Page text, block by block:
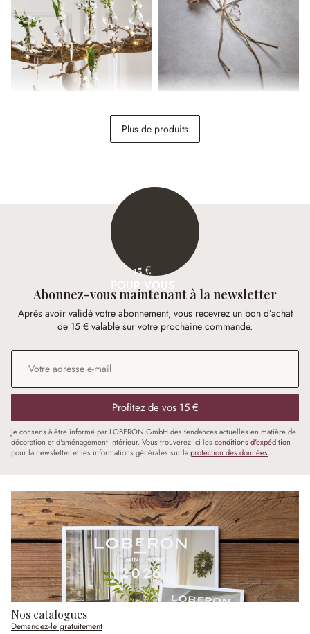
Amarente
69,95 €
Plus de produits
15 €
POUR VOUS
Abonnez-vous maintenant à la newsletter
Après avoir validé votre abonnement, vous recevrez un bon d’achat
de 15 € valable sur votre prochaine commande.
Adresse e-mail
Profitez de vos 15 €
Je consens à être informé par LOBERON GmbH des tendances actuelles en matière de
décoration et d'aménagement intérieur. Vous trouverez ici les conditions d'expédition
pour la newsletter et les informations générales sur laprotection des données.
Nos catalogues
Demandez-le gratuitement